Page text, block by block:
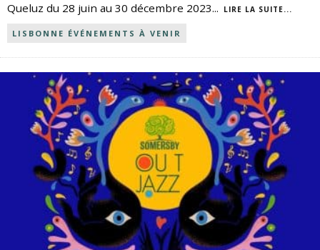
Queluz du 28 juin au 30 décembre 2023... LIRE LA SUITE...
LISBONNE ÉVÉNEMENTS À VENIR